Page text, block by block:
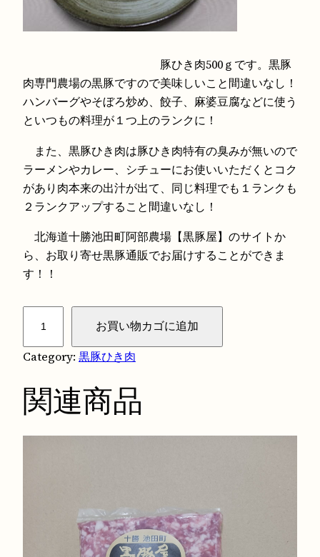
豚ひき肉500ｇです。黒豚
肉専門農場の黒豚ですので美味しいこと間違いなし！
ハンバーグやそぼろ炒め、餃子、麻婆豆腐などに使う
といつもの料理が１つ上のランクに！
また、黒豚ひき肉は豚ひき肉特有の臭みが無いので
ラーメンやカレー、シチューにお使いいただくとコク
があり肉本来の出汁が出て、同じ料理でも１ランクも
２ランクアップすること間違いなし！
北海道十勝池田町阿部農場【黒豚屋】のサイトか
ら、お取り寄せ黒豚通販でお届けすることができま
す！！
ひ
肉
お買い物カゴに追加
Category: 黒豚ひき肉
関連商品